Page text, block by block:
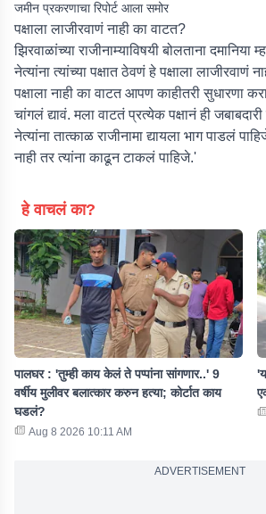
जमीन प्रकरणाचा रिपोर्ट आला समोर
पक्षाला लाजीरवाणं नाही का वाटत?
झिरवाळांच्या राजीनाम्याविषयी बोलताना दमानिया
नेत्यांना त्यांच्या पक्षात ठेवणं हे पक्षाला लाजीरवाणं
पक्षाला नाही का वाटत आपण काहीतरी सुधारणा
चांगलं द्यावं. मला वाटतं प्रत्येक पक्षानं ही
नेत्यांना तात्काळ राजीनामा द्यायला भाग पाडलं
नाही तर त्यांना काढून टाकलं पाहिजे.'
हे वाचलं का?
पालघर : 'तुम्ही काय केलं ते पप्पांना सांगणार..' 9
वर्षीय मुलीवर बलात्कार करुन हत्या; कोर्टात काय
घडलं?
Aug 8 2026 10:11 AM
ADVERTISEMENT